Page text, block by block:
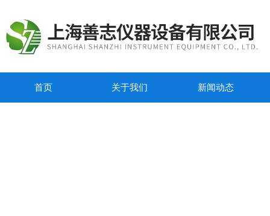
首页 关于我们 新闻动态